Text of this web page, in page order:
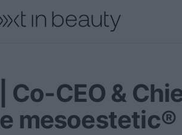
CEO &
mesoestetic®